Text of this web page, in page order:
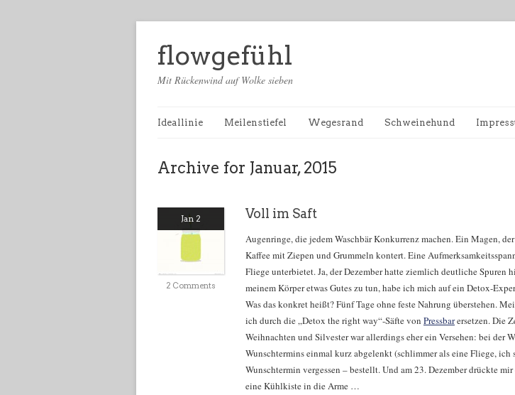
flowgefühl
Mit Rückenwind auf Wolke sieben
Ideallinie Meilenstiefel Wegesrand Schweinehund
Archive for Januar, 2015
Jan 2
2 Comments
Voll im Saft
Augenringe, die jedem Waschbär Konkurrenz machen. Ein Magen,
Kaffee mit Ziepen und Grummeln kontert. Eine
Fliege unterbietet. Ja, der Dezember hatte ziemlich deutliche Spuren
meinem Körper etwas Gutes zu tun, habe ich mich auf ein Detox-
Was das konkret heißt? Fünf Tage ohne feste Nahrung überstehen.
ich durch die „Detox the right way“-Säfte von Pressbarersetzen. Die
Weihnachten und Silvester war allerdings eher ein Versehen: bei der
Wunschtermins einmal kurz abgelenkt (schlimmer als eine Fliege, ich
Wunschtermin vergessen – bestellt. Und am 23. Dezember drückte
eine Kühlkiste in die Arme …